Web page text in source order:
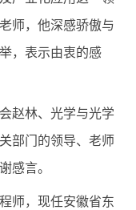
师，他深感骄傲与
，表示由衷的感
赵林、光学与光学
部门的领导、老师
感言。
师，现任安徽省东